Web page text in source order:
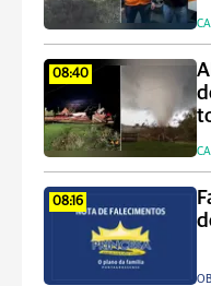
08:40
08:16